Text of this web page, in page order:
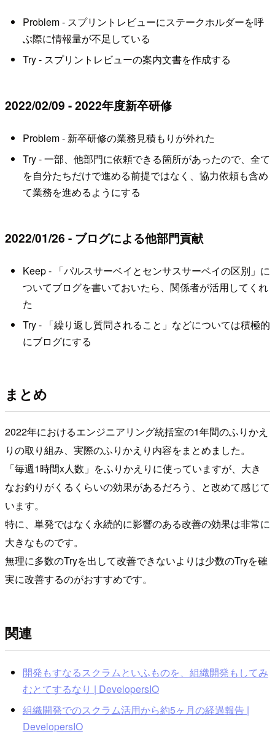
Problem - スプリントレビューにステークホルダーを呼
ぶ際に情報量が不足している
Try - スプリントレビューの案内文書を作成する
2022/02/09 - 2022年度新卒研修
Problem - 新卒研修の業務見積もりが外れた
Try - 一部、他部門に依頼できる箇所があったので、全て
を自分たちだけで進める前提ではなく、協力依頼も含め
て業務を進めるようにする
2022/01/26 - ブログによる他部門貢献
Keep - 「パルスサーベイとセンサスサーベイの区別」に
ついてブログを書いておいたら、関係者が活用してくれ
た
Try - 「繰り返し質問されること」などについては積極的
にブログにする
まとめ
2022年におけるエンジニアリング統括室の1年間のふりかえ
りの取り組み、実際のふりかえり内容をまとめました。
「毎週1時間x人数」をふりかえりに使っていますが、大き
なお釣りがくるくらいの効果があるだろう、と改めて感じて
います。
特に、単発ではなく永続的に影響のある改善の効果は非常に
大きなものです。
無理に多数のTryを出して改善できないよりは少数のTryを確
実に改善するのがおすすめです。
関連
開発もすなるスクラムといふものを、組織開発もしてみ
むとてするなり | DevelopersIO
組織開発でのスクラム活用から約5ヶ月の経過報告 |
DevelopersIO